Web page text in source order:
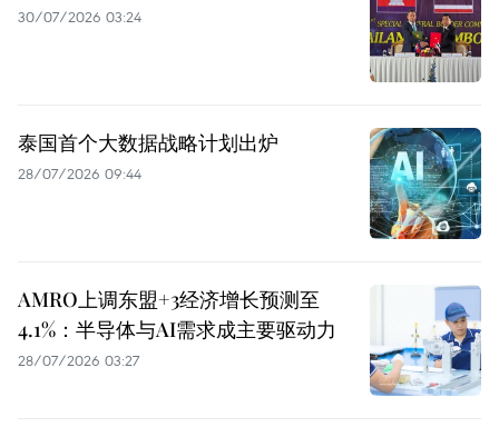
30/07/2026 03:24
泰国首个大数据战略计划出炉
28/07/2026 09:44
AMRO上调东盟+3经济增长预测至
4.1%：半导体与AI需求成主要驱动力
28/07/2026 03:27